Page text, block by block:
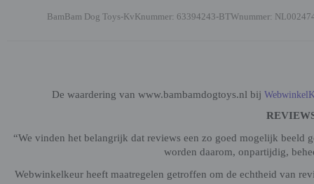
BamBam Dog Toys-KvKnummer: 63394243-BTWnummer:
De waardering van www.bambamdogtoys.nl bij
“We vinden het belangrijk dat reviews een zo goed mogelijk beeld
worden daarom, onpartijdig,
Webwinkelkeur heeft maatregelen getroffen om de echtheid van